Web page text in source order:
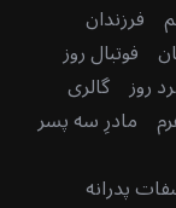
فرزندان
فوتبال روز
روز گالری
مادرِ سه پسر
پدرانه